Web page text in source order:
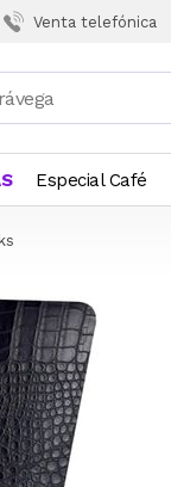
Venta telefónica
Especial Café